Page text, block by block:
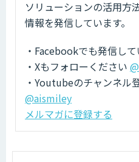
ソリューションの活用方
情報を発信しています。
・Facebookでも発信し
・Xもフォローください
・Youtubeのチャンネル
@aismiley
メルマガに登録する